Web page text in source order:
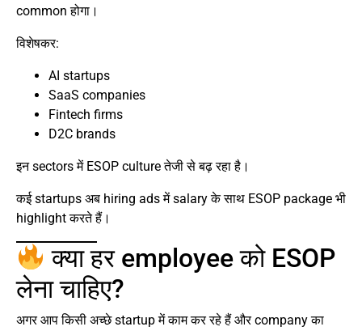
common होगा।
विशेषकर:
AI startups
SaaS companies
Fintech firms
D2C brands
इन sectors में ESOP culture तेजी से बढ़ रहा है।
कई startups अब hiring ads में salary के साथ ESOP package भी
highlight करते हैं।
क्या हर employee को ESOP
लेना चाहिए?
अगर आप किसी अच्छे startup में काम कर रहे हैं और company का